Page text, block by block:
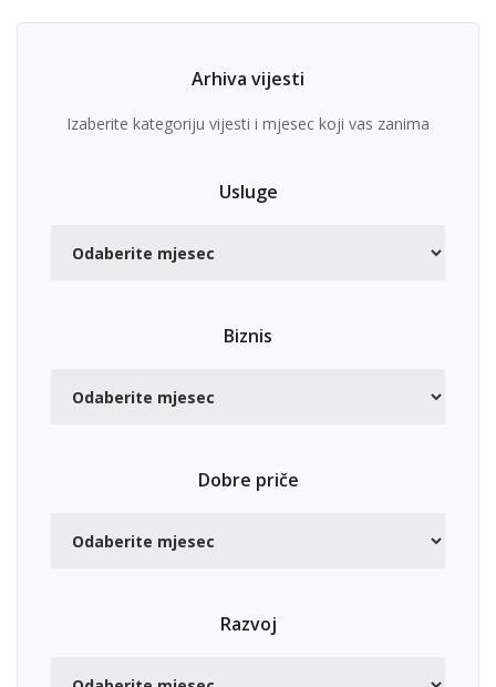
Arhiva vijesti
Izaberite kategoriju vijesti i mjesec koji vas zanima
Usluge
Biznis
Dobre priče
Razvoj